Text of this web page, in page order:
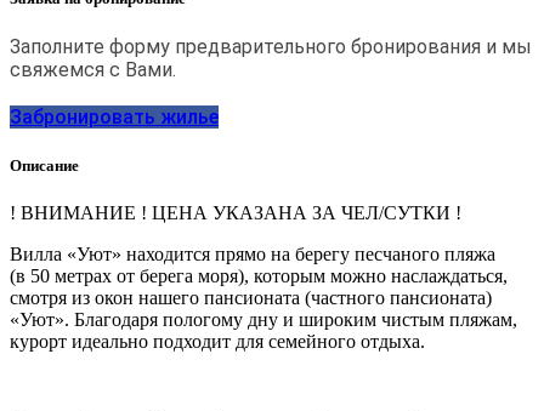
Заполните форму предварительного бронирования и мы
свяжемся с Вами.
Забронировать жилье
Описание
! ВНИМАНИЕ ! ЦЕНА УКАЗАНА ЗА ЧЕЛ/СУТКИ !
Вилла «Уют» находится прямо на берегу песчаного пляжа
(в 50 метрах от берега моря), которым можно наслаждаться,
смотря из окон нашего пансионата (частного пансионата)
«Уют». Благодаря пологому дну и широким чистым пляжам,
курорт идеально подходит для семейного отдыха.